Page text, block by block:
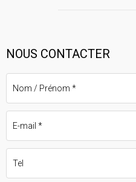
NOUS CONTACTER